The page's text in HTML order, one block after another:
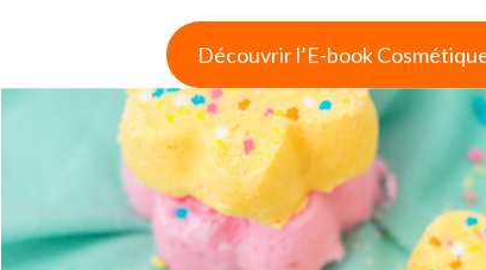
Découvrir l’E-book